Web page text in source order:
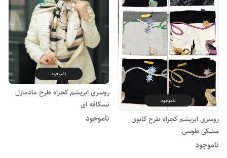
ناموجود
روسری ابریشم کجراه طرح کابوی
مشکی طوسی
ناموجود
ناموجود
روسری ابریشم کجراه طرح مادمازل
نسکافه ای
ناموجود